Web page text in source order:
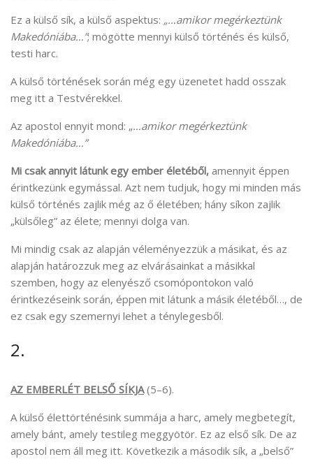
Ez a külső sík, a külső aspektus: „…amikor megérkeztünk
Makedóniába…”; mögötte mennyi külső történés és külső,
testi harc.
A külső történések során még egy üzenetet hadd osszak
meg itt a Testvérekkel.
Az apostol ennyit mond: „…amikor megérkeztünk
Makedóniába…”
Mi csak annyit látunk egy ember életéből, amennyit éppen
érintkezünk egymással. Azt nem tudjuk, hogy mi minden más
külső történés zajlik még az ő életében; hány síkon zajlik
„külsőleg” az élete; mennyi dolga van.
Mi mindig csak az alapján véleményezzük a másikat, és az
alapján határozzuk meg az elvárásainkat a másikkal
szemben, hogy az elenyésző csomópontokon való
érintkezéseink során, éppen mit látunk a másik életéből…, de
ez csak egy szemernyi lehet a ténylegesből.
2.
AZ EMBERLÉT BELSŐ SÍKJA(5–6).
A külső élettörténésink summája a harc, amely megbetegít,
amely bánt, amely testileg meggyötör. Ez az első sík. De az
apostol nem áll meg itt. Következik a második sík, a „belső”